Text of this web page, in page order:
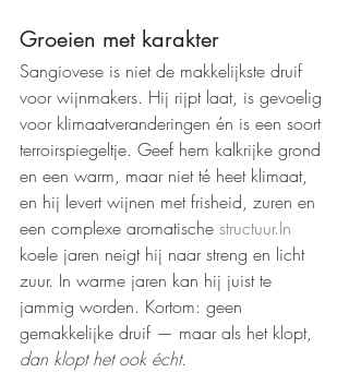
Groeien met karakter
Sangiovese is niet de makkelijkste druif
voor wijnmakers. Hij rijpt laat, is gevoelig
voor klimaatveranderingen én is een soort
terroirspiegeltje. Geef hem kalkrijke grond
en een warm, maar niet té heet klimaat,
en hij levert wijnen met frisheid, zuren en
een complexe aromatische structuur.In
koele jaren neigt hij naar streng en licht
zuur. In warme jaren kan hij juist te
jammig worden. Kortom: geen
gemakkelijke druif — maar als het klopt,
dan klopt het ook écht.